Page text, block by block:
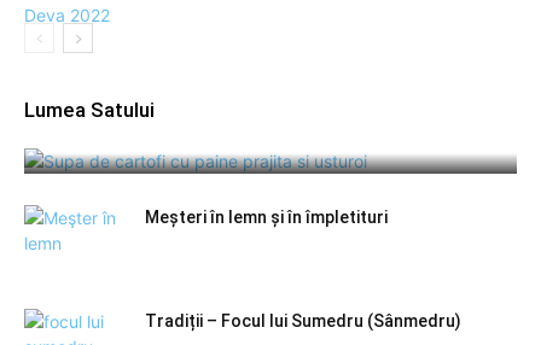
Lumea Satului
Meșteri în lemn și în împletituri
Tradiții – Focul lui Sumedru (Sânmedru)